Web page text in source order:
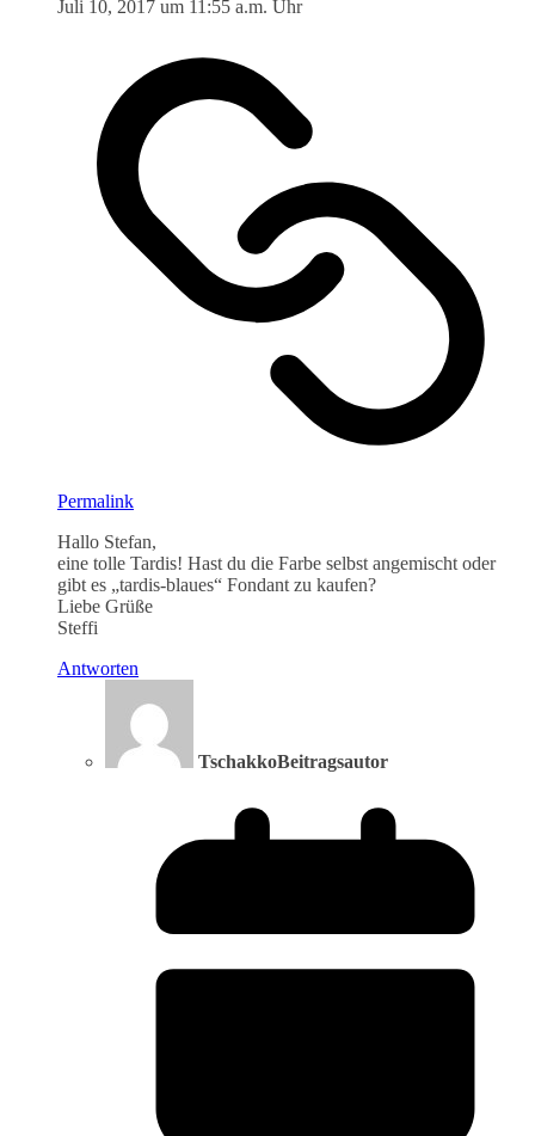
Juli 10, 2017 um 11:55 a.m. Uhr
Permalink
Hallo Stefan,
eine tolle Tardis! Hast du die Farbe selbst angemischt oder
gibt es „tardis-blaues“ Fondant zu kaufen?
Liebe Grüße
Steffi
Antworten
TschakkoBeitragsautor